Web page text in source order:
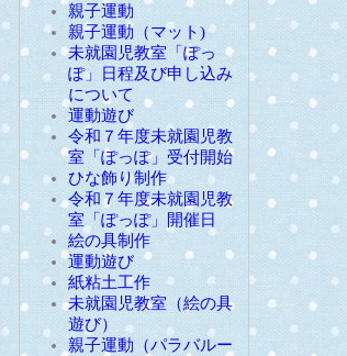
親子運動
親子運動（マット)
未就園児教室「ぽっ
ぽ」日程及び申し込み
について
運動遊び
令和７年度未就園児教
室「ぽっぽ」受付開始
ひな飾り制作
令和７年度未就園児教
室「ぽっぽ」開催日
絵の具制作
運動遊び
紙粘土工作
未就園児教室（絵の具
遊び）
親子運動（パラバルー